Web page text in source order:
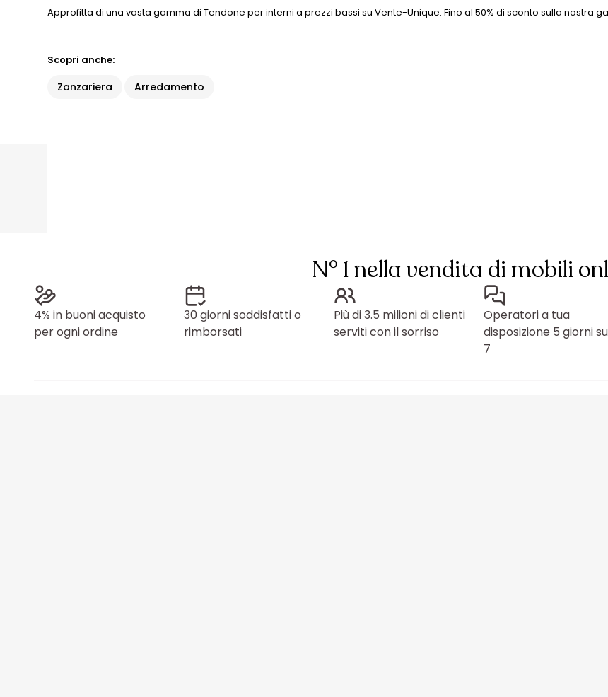
Approfitta di una vasta gamma di Tendone per interni a prezzi bassi su Vente-Unique. Fino al 50% di sconto sulla nostra
Scopri anche:
Zanzariera Arredamento
N° 1 nella vendita di mobili
4% in buoni acquisto
per ogni ordine
30 giorni soddisfatti o
rimborsati
Più di 3.5 milioni di clienti
serviti con il sorriso
Operatori a tua
disposizione 5 giorni su
7